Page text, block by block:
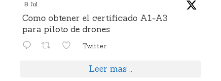
8 Jul
Como obtener el certificado A1-A3
para piloto de drones
Twitter
Leer mas ..